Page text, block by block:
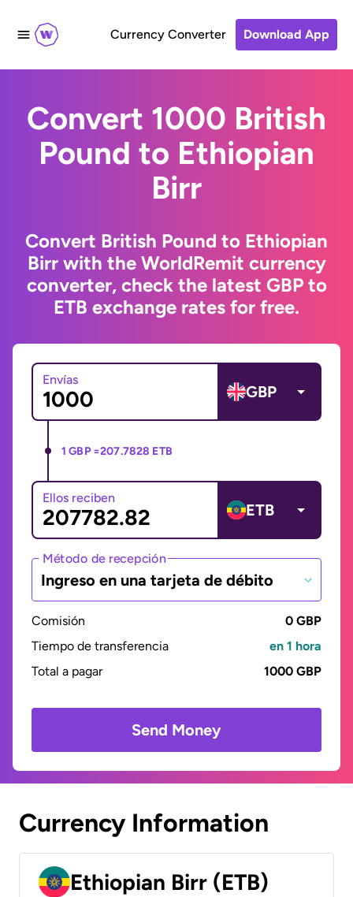
Currency Converter Download App
Convert 1000 British
Pound to Ethiopian
Birr
Convert British Pound to Ethiopian
Birr with the WorldRemit currency
converter, check the latest GBP to
ETB exchange rates for free.
Envías
GBP
1 GBP =207.7828 ETB
Ellos reciben
ETB
Método de recepción
Ingreso en una tarjeta de débito
Comisión
0 GBP
Tiempo de transferencia
en 1 hora
Total a pagar
1000 GBP
Send Money
Currency Information
Ethiopian Birr (ETB)